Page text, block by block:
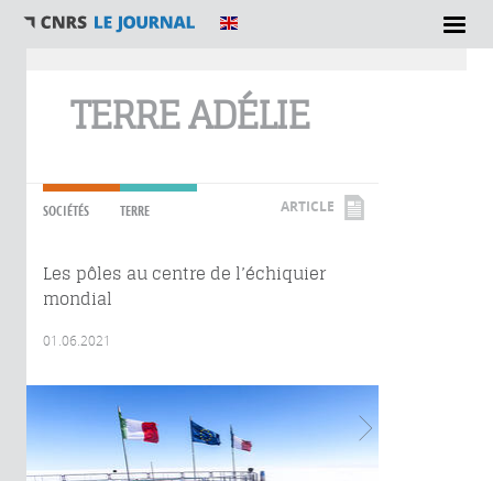
TERRE ADÉLIE
SOCIÉTÉS TERRE ARTICLE
Les pôles au centre de l’échiquier
mondial
01.06.2021